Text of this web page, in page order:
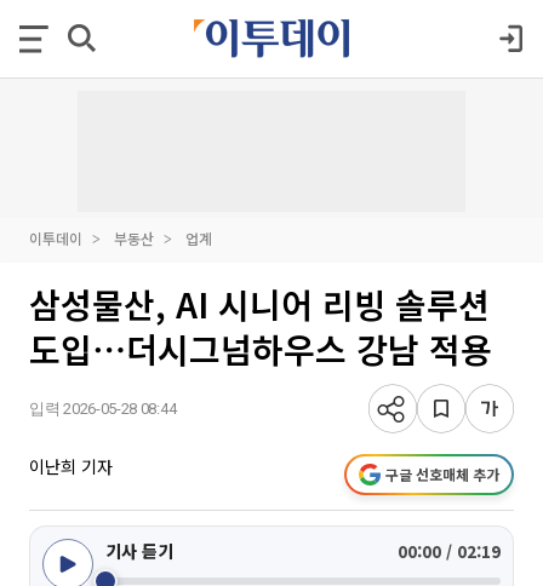
이투데이 부동산 업계
삼성물산, AI 시니어 리빙 솔루션
도입⋯더시그넘하우스 강남 적용
입력 2026-05-28 08:44
이난희 기자 구글 선호매체 추가
기사 듣기 00:00 / 02:19